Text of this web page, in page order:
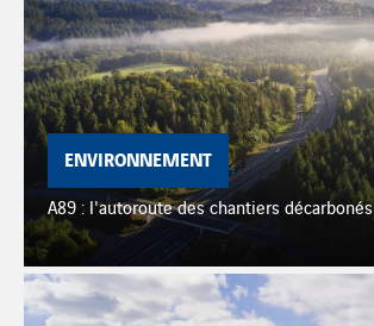
ENVIRONNEMENT
A89 : l'autoroute des chantiers décarbonés